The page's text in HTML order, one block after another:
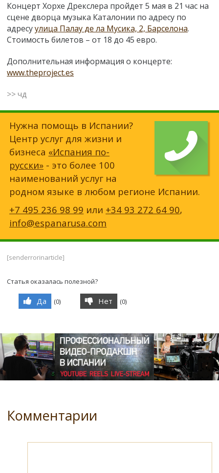
Концерт Хорхе Дрекслера пройдет 5 мая в 21 час на
сцене дворца музыка Каталонии по адресу по
адресуулица Палау де ла Мусика, 2, Барселона.
Стоимость билетов – от 18 до 45 евро.
Дополнительная информация о концерте:
www.theproject.es
>> чд
Нужна помощь в Испании?
Центр услуг для жизни и
бизнеса «Испания по-
русски» - это более 100
наименований услуг на
родном языке в любом регионе Испании.
+7 495 236 98 99 или +34 93 272 64 90,
info@espanarusa.com
[senderrorinarticle]
Статья оказалась полезной?
Да (0) Нет (0)
Комментарии